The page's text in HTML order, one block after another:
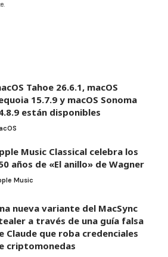
Tahoe 26.6.1, macOS
15.7.9 y macOS Sonoma
están disponibles
Music Classical celebra los
años de «El anillo» de Wagner
Music
nueva variante del MacSync
a través de una guía falsa
Claude que roba credenciales
criptomonedas